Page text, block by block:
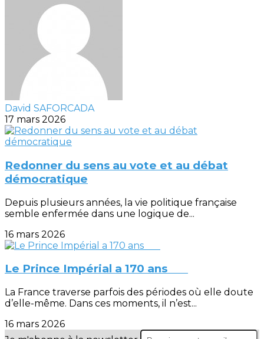
David SAFORCADA
17 mars 2026
Redonner du sens au vote et au débat
démocratique
Depuis plusieurs années, la vie politique française
semble enfermée dans une logique de...
16 mars 2026
Le Prince Impérial a 170 ans
La France traverse parfois des périodes où elle doute
d’elle-même. Dans ces moments, il n’est...
16 mars 2026